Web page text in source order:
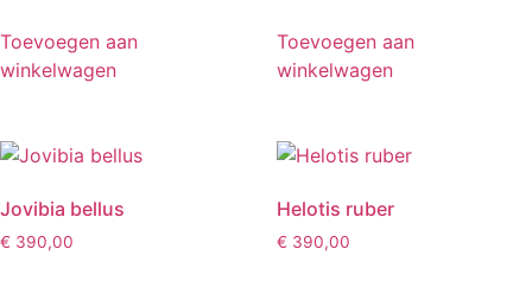
Toevoegen aan
winkelwagen
Toevoegen aan
winkelwagen
Jovibia bellus
€ 390,00
Helotis ruber
€ 390,00